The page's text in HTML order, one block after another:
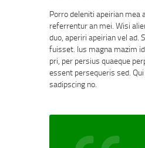
Porro deleniti apeirian mea
referrentur an mei. Wisi
duo, aperiri apeirian vel ad.
fuisset. Ius magna mazim
pri, per persius quaeque
essent persequeris sed.
sadipscing no.